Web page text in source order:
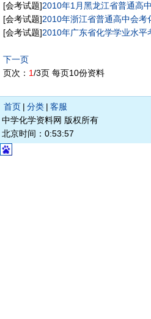
[会考试题]2010年1月黑龙江省普通高
[会考试题]2010年浙江省普通高中会考
[会考试题]2010年广东省化学学业水平
下一页
页次： 1/3页 每页10份资料
首页 | 分类 | 客服
中学化学资料网 版权所有
北京时间：0:53:57